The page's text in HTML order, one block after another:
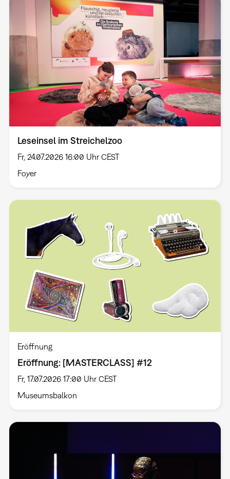
Leseinsel im Streichelzoo
Fr, 24.07.2026 16:00 Uhr CEST
Foyer
Eröffnung
Eröffnung: [MASTERCLASS] #12
Fr, 17.07.2026 17:00 Uhr CEST
Museumsbalkon